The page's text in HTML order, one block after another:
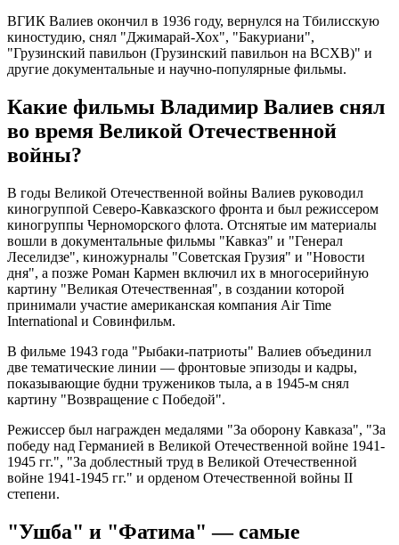
ВГИК Валиев окончил в 1936 году, вернулся на Тбилисскую
киностудию, снял "Джимарай-Хох", "Бакуриани",
"Грузинский павильон (Грузинский павильон на ВСХВ)" и
другие документальные и научно-популярные фильмы.
Какие фильмы Владимир Валиев снял
во время Великой Отечественной
войны?
В годы Великой Отечественной войны Валиев руководил
киногруппой Северо-Кавказского фронта и был режиссером
киногруппы Черноморского флота. Отснятые им материалы
вошли в документальные фильмы "Кавказ" и "Генерал
Леселидзе", киножурналы "Советская Грузия" и "Новости
дня", а позже Роман Кармен включил их в многосерийную
картину "Великая Отечественная", в создании которой
принимали участие американская компания Air Time
International и Совинфильм.
В фильме 1943 года "Рыбаки-патриоты" Валиев объединил
две тематические линии — фронтовые эпизоды и кадры,
показывающие будни тружеников тыла, а в 1945-м снял
картину "Возвращение с Победой".
Режиссер был награжден медалями "За оборону Кавказа", "За
победу над Германией в Великой Отечественной войне 1941-
1945 гг.", "За доблестный труд в Великой Отечественной
войне 1941-1945 гг." и орденом Отечественной войны II
степени.
"Ушба" и "Фатима" — самые